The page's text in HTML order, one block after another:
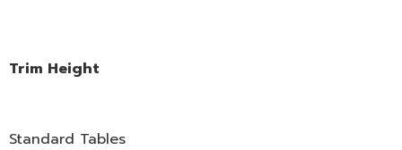
Trim Height
Standard Tables